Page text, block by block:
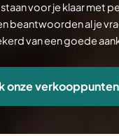
voor je klaar met
beantwoorden al je
van een goede
onze verkooppunten